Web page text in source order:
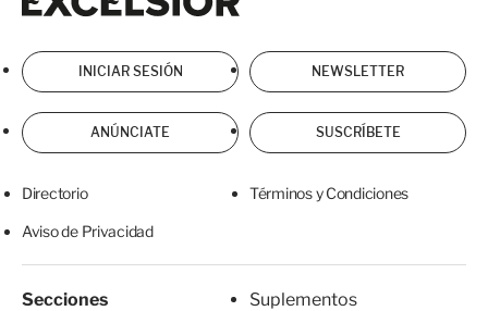
INICIAR SESIÓN NEWSLETTER
ANÚNCIATE SUSCRÍBETE
Directorio Términos y Condiciones
Aviso de Privacidad
Secciones
Suplementos